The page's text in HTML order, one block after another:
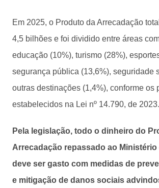
Em 2025, o Produto da Arrecadação
4,5 bilhões e foi dividido entre áreas
educação (10%), turismo (28%),
segurança pública (13,6%), seguridade
outras destinações (1,4%), conforme os
estabelecidos na Lei nº 14.790, de 2023.
Pela legislação, todo o dinheiro do
Arrecadação repassado ao Ministério
deve ser gasto com medidas de
e mitigação de danos sociais